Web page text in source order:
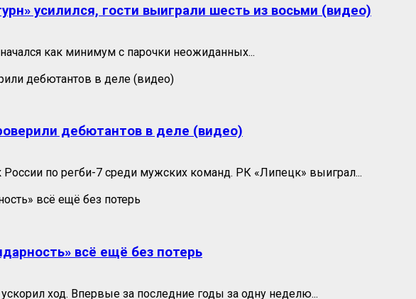
усилился, гости выиграли шесть из восьми (видео)
как минимум с парочки неожиданных...
дебютантов в деле (видео)
по регби-7 среди мужских команд. РК «Липецк» выиграл...
всё ещё без потерь
ход. Впервые за последние годы за одну неделю...